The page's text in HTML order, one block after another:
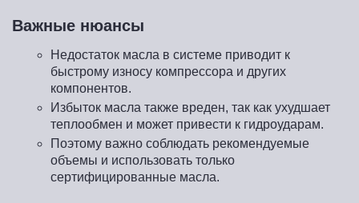
Важные нюансы
Недостаток масла в системе приводит к
быстрому износу компрессора и других
компонентов.
Избыток масла также вреден, так как ухудшает
теплообмен и может привести к гидроударам.
Поэтому важно соблюдать рекомендуемые
объемы и использовать только
сертифицированные масла.